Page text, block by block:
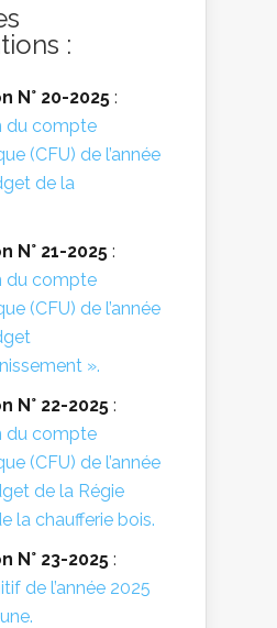
:
N° 20-2025 :
du compte
(CFU) de l’année
de la
N° 21-2025 :
du compte
(CFU) de l’année
».
N° 22-2025 :
du compte
(CFU) de l’année
de la Régie
la chaufferie bois.
N° 23-2025 :
de l’année 2025